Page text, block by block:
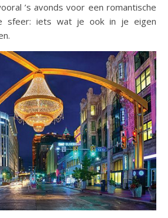
’s avonds voor een romantische
sfeer: iets wat je ook in je eigen